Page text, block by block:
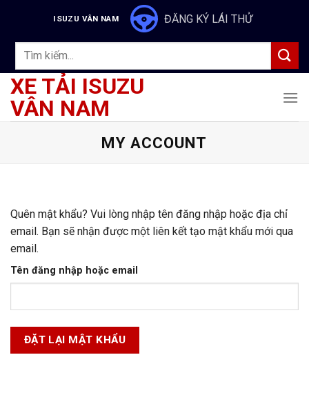
content
ISUZU VÂN NAM ĐĂNG KÝ LÁI THỬ
Tìm
XE TẢI ISUZU
VÂN NAM
MY ACCOUNT
Quên mật khẩu? Vui lòng nhập tên đăng nhập hoặc địa chỉ
email. Bạn sẽ nhận được một liên kết tạo mật khẩu mới qua
email.
Tên đăng nhập hoặc email
ĐẶT LẠI MẬT KHẨU